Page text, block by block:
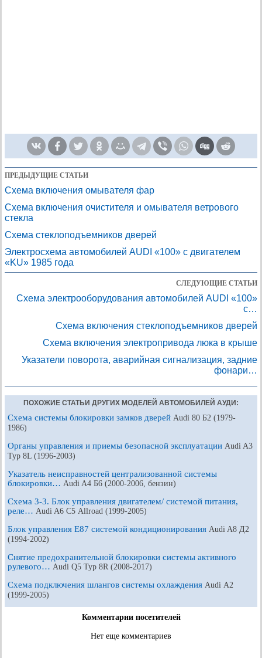
ПРЕДЫДУЩИЕ СТАТЬИ
Схема включения омывателя фар
Схема включения очистителя и омывателя ветрового
стекла
Схема стеклоподъемников дверей
Электросхема автомобилей AUDI «100» с двигателем
«KU» 1985 года
СЛЕДУЮЩИЕ СТАТЬИ
Схема электрооборудования автомобилей AUDI «100»
с…
Схема включения стеклоподъемников дверей
Схема включения электропривода люка в крыше
Указатели поворота, аварийная сигнализация, задние
фонари…
ПОХОЖИЕ СТАТЬИ ДРУГИХ МОДЕЛЕЙ АВТОМОБИЛЕЙ АУДИ:
Схема системы блокировки замков дверей Audi 80 Б2 (1979-
1986)
Органы управления и приемы безопасной эксплуатации Audi A3
Typ 8L (1996-2003)
Указатель неисправностей централизованной системы
блокировки… Audi A4 Б6 (2000-2006, бензин)
Схема 3-3. Блок управления двигателем/ системой питания,
реле… Audi A6 С5 Allroad (1999-2005)
Блок управления E87 системой кондиционирования Audi A8 Д2
(1994-2002)
Снятие предохранительной блокировки системы активного
рулевого… Audi Q5 Typ 8R (2008-2017)
Схема подключения шлангов системы охлаждения Audi А2
(1999-2005)
Комментарии посетителей
Нет еще комментариев